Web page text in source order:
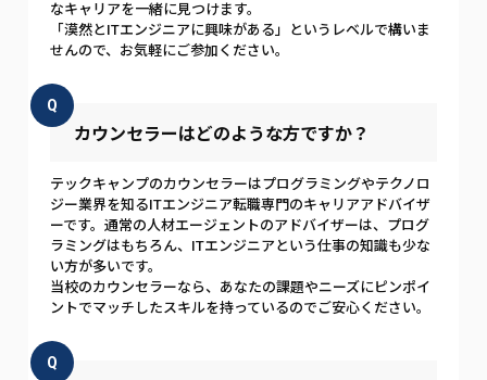
なキャリアを一緒に見つけます。
「漠然とITエンジニアに興味がある」というレベルで構いま
せんので、お気軽にご参加ください。
Q
カウンセラーはどのような方ですか？
テックキャンプのカウンセラーはプログラミングやテクノロ
ジー業界を知るITエンジニア転職専門のキャリアアドバイザ
ーです。通常の人材エージェントのアドバイザーは、プログ
ラミングはもちろん、ITエンジニアという仕事の知識も少な
い方が多いです。
当校のカウンセラーなら、あなたの課題やニーズにピンポイ
ントでマッチしたスキルを持っているのでご安心ください。
Q